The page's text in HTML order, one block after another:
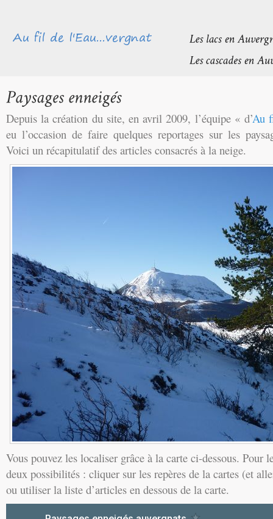
Depuis la création du site, en avril 2009, l’équipe « d’Au
eu l’occasion de faire quelques reportages sur les
Voici un récapitulatif des articles consacrés à la neige.
Vous pouvez les localiser grâce à la carte ci-dessous. Pour
deux possibilités : cliquer sur les repères de la cartes (et
ou utiliser la liste d’articles en dessous de la carte.